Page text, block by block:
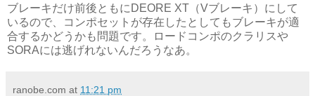
ブレーキだけ前後ともにDEORE XT（Vブレーキ）にして
いるので、コンポセットが存在したとしてもブレーキが適
合するかどうかも問題です。ロードコンポのクラリスや
SORAには逃げれないんだろうなあ。
ranobe.com at 11:21 pm